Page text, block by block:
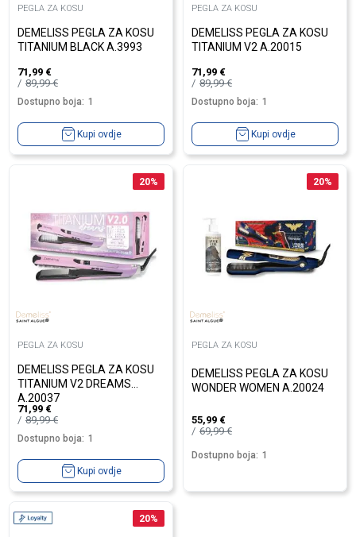
PEGLA ZA KOSU
DEMELISS PEGLA ZA KOSU
TITANIUM BLACK A.3993
71,99 €
89,99€
Dostupno boja: 1
Kupi ovdje
PEGLA ZA KOSU
DEMELISS PEGLA ZA KOSU
TITANIUM V2 A.20015
71,99 €
89,99€
Dostupno boja: 1
Kupi ovdje
20%
PEGLA ZA KOSU
DEMELISS PEGLA ZA KOSU
TITANIUM V2 DREAMS
A.20037
71,99 €
89,99€
Dostupno boja: 1
Kupi ovdje
20%
PEGLA ZA KOSU
DEMELISS PEGLA ZA KOSU
WONDER WOMEN A.20024
55,99 €
69,99€
Dostupno boja: 1
20%